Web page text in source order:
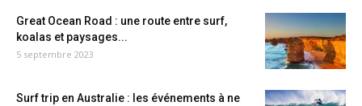
Great Ocean Road : une route entre surf,
koalas et paysages...
5 septembre 2023
Surf trip en Australie : les événements à ne